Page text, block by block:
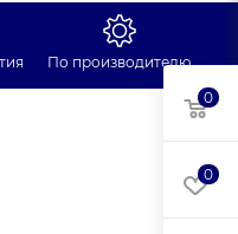
По производителю
0
0